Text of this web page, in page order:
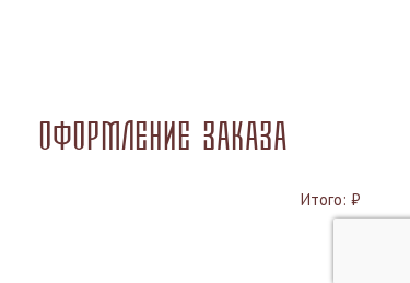
Оформление заказа
Итого: ₽